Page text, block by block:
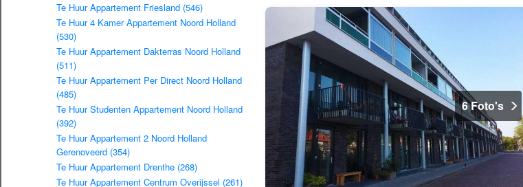
Te Huur Appartement Friesland (546)
Te Huur 4 Kamer Appartement Noord Holland
(530)
Te Huur Appartement Dakterras Noord Holland
(511)
Te Huur Appartement Per Direct Noord Holland
(485)
Te Huur Studenten Appartement Noord Holland
(392)
Te Huur Appartement 2 Noord Holland
Gerenoveerd (354)
Te Huur Appartement Drenthe (268)
Te Huur Appartement Centrum Overijssel (261)
6 Foto's